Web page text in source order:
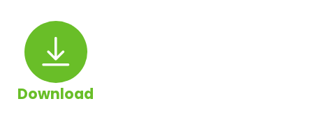
Download
Download